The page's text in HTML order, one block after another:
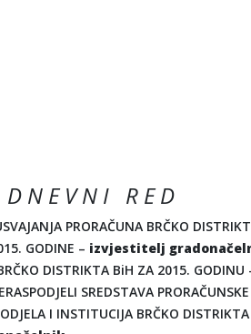
D N E V N I R E D
PRORAČUNA BRČKO
GODINE – izvjestitelj
DISTRIKTA BiH ZA 2015. GODINU
SREDSTAVA
I INSTITUCIJA BRČKO